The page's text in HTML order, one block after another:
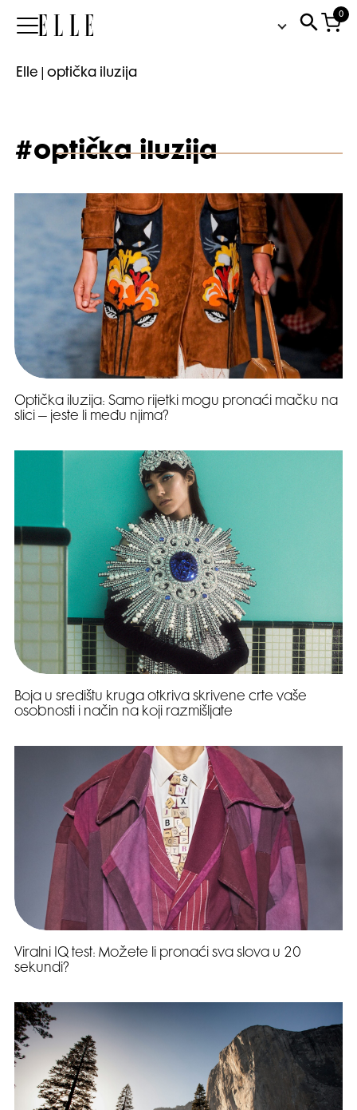
Elle
0
Elle optička iluzija
#optička iluzija
Optička iluzija: Samo rijetki mogu pronaći mačku na
slici – jeste li među njima?
Boja u središtu kruga otkriva skrivene crte vaše
osobnosti i način na koji razmišljate
Viralni IQ test: Možete li pronaći sva slova u 20
sekundi?